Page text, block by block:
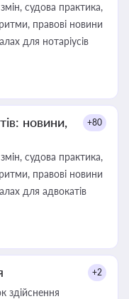
судова практика,
правові новини
для нотаріусів
новини,
+80
судова практика,
правові новини
для адвокатів
+2
здійснення